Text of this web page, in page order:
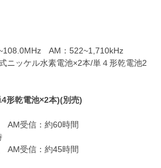
AM：522~1,710kHz
ニッケル水素電池×2本/単４形乾電池2
形乾電池×2本)(別売)
受信：約60時間
受信：約45時間